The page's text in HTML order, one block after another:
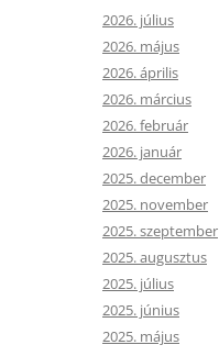
2026. július
2026. május
2026. április
2026. március
2026. február
2026. január
2025. december
2025. november
2025. szeptember
2025. augusztus
2025. július
2025. június
2025. május